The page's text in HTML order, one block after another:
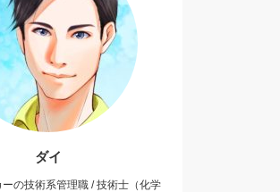
ダイ
の技術系管理職 / 技術士（化学